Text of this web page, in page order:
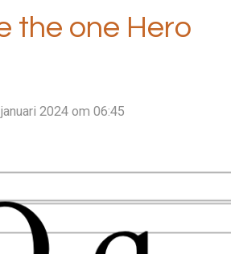
the one Hero
2024 om 06:45